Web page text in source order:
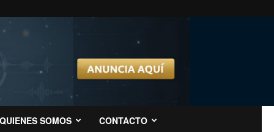
QUIENES SOMOS CONTACTO